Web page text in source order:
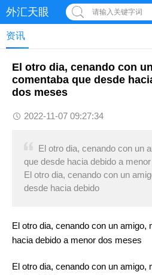
外汇天眼 请输入关键字词
资讯
El otro dia, cenando con
comentaba que desde
dos meses
2022-11-07 09:27:34
El otro dia, cenando con un
que desde hacia debido a
El otro dia, cenando con un
desde hacia debido
El otro dia, cenando con un amigo,
hacia debido a menor dos meses
El otro dia, cenando con un amigo,